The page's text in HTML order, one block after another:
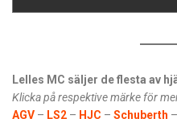
Lelles MC säljer de flesta av
Klicka på respektive märke för
AGV – LS2 – HJC – Schuberth –